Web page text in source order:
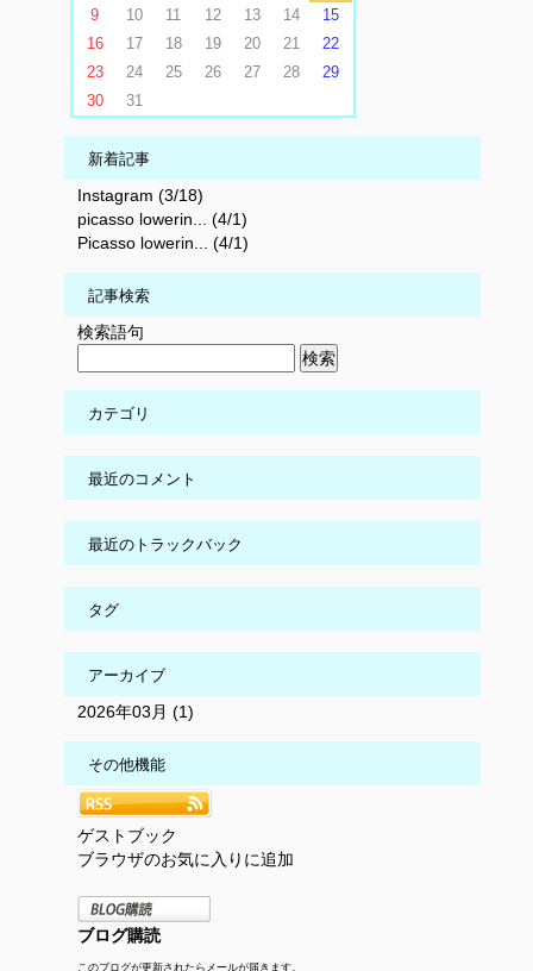
9
10 11 12 13 14
15
16
17 18 19 20 21
22
23
24 25 26 27 28
29
30
31
新着記事
Instagram (3/18)
picasso lowerin... (4/1)
Picasso lowerin... (4/1)
記事検索
検索語句
カテゴリ
最近のコメント
最近のトラックバック
タグ
アーカイブ
2026年03月 (1)
その他機能
ゲストブック
ブラウザのお気に入りに追加
ブログ購読
このブログが更新されたらメールが届きます。